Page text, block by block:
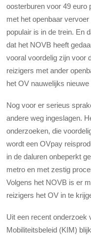
oosterburen voor 49 euro
met het openbaar
populair is in de trein. En
dat het NOVB heeft
vooral voordelig zijn voor
reizigers met ander
het OV nauwelijks
Nog voor er serieus
andere weg ingeslagen.
onderzoeken, die
wordt een OVpay
in de daluren onbeperkt
metro en met zestig
Volgens het NOVB is er
reizigers het OV in te
Uit een recent onderzoek
Mobiliteitsbeleid (KIM)